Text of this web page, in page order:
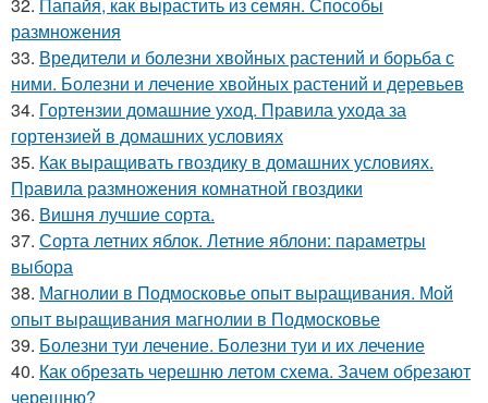
32. Папайя, как вырастить из семян. Способы
размножения
33. Вредители и болезни хвойных растений и борьба с
ними. Болезни и лечение хвойных растений и деревьев
34. Гортензии домашние уход. Правила ухода за
гортензией в домашних условиях
35. Как выращивать гвоздику в домашних условиях.
Правила размножения комнатной гвоздики
36. Вишня лучшие сорта.
37. Сорта летних яблок. Летние яблони: параметры
выбора
38. Магнолии в Подмосковье опыт выращивания. Мой
опыт выращивания магнолии в Подмосковье
39. Болезни туи лечение. Болезни туи и их лечение
40. Как обрезать черешню летом схема. Зачем обрезают
черешню?